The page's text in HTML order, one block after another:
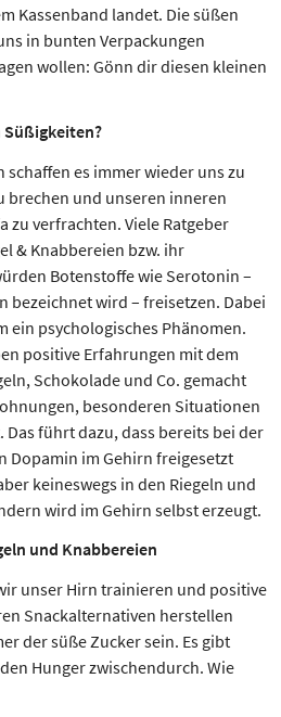
Kassenband landet. Die süßen
in bunten Verpackungen
wollen: Gönn dir diesen kleinen
Süßigkeiten?
schaffen es immer wieder uns zu
brechen und unseren inneren
zu verfrachten. Viele Ratgeber
& Knabbereien bzw. ihr
Botenstoffe wie Serotonin –
bezeichnet wird – freisetzen. Dabei
ein psychologisches Phänomen.
positive Erfahrungen mit dem
Schokolade und Co. gemacht
besonderen Situationen
führt dazu, dass bereits bei der
Dopamin im Gehirn freigesetzt
keineswegs in den Riegeln und
wird im Gehirn selbst erzeugt.
und Knabbereien
unser Hirn trainieren und positive
Snackalternativen herstellen
der süße Zucker sein. Es gibt
Hunger zwischendurch. Wie